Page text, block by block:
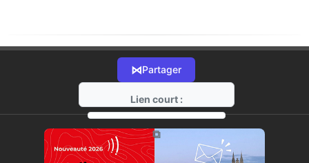
⋈Partager
Lien court :
https://radio-g.fr?16902
⧉